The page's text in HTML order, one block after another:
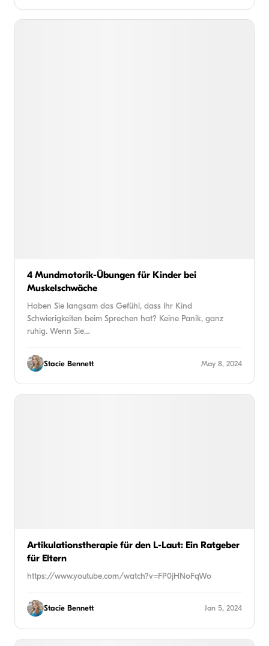
4 Mundmotorik-Übungen für Kinder bei
Muskelschwäche
Haben Sie langsam das Gefühl, dass Ihr Kind
Schwierigkeiten beim Sprechen hat? Keine Panik, ganz
ruhig. Wenn Sie…
Stacie Bennett May 8, 2024
Artikulationstherapie für den L-Laut: Ein Ratgeber
für Eltern
https://www.youtube.com/watch?v=FP0jHNoFqWo
Stacie Bennett Jan 5, 2024